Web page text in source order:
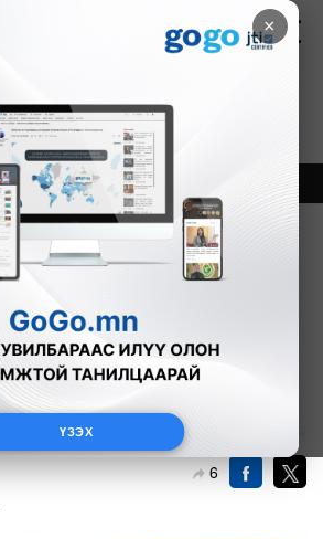
×
ҮЗЭХ
Зурхай
8.08
Шинэ
зөвхөн албан
тооцох нь
6